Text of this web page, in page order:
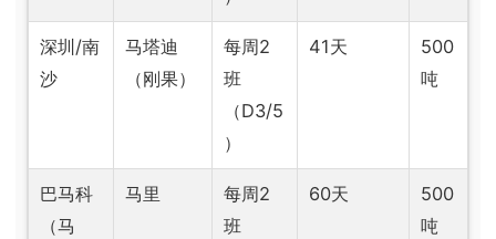
深圳/南
沙
马塔迪
（刚果）
每周2
班
（D3/5
）
41天
500
吨
巴马科
（马
马里
每周2
班
60天
500
吨